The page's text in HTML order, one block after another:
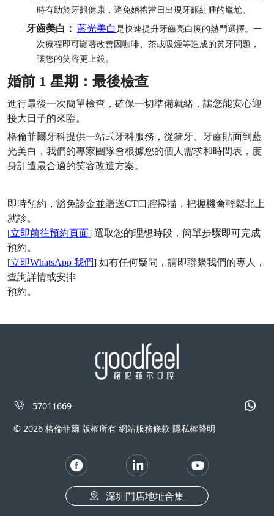
時有助於牙齦健康，避免婚禮當日出現牙齦紅腫的尷尬。
· 牙齒美白： 藍光美白是快速提升牙齒亮白度的熱門選擇。一
次療程即可顯著改善因咖啡、茶或吸煙等造成的黃牙問題，
讓您的笑容更上鏡。
婚前 1 星期：最後檢查
進行最後一次簡單檢查，確保一切準備就緒，讓您能安心迎
接大日子的來臨。
格倫菲爾牙科提供一站式牙科服務，從箍牙、牙齒貼面到藍
光美白，我們的專家團隊會根據您的個人需求和時間表，度
身訂造最合適的笑容改造方案。
即時預約，豁免診金並贈送CT口腔掃描，把握機會輕鬆北上
就診。
[立即前往預約頁面] 選取您的理想時段，簡單步驟即可完成
預約。
[立即WhatsApp 我們] 如有任何疑問，請即聯繫我們的專人，
查詢詳情或安排
預約。
57011669
© 2026 格倫菲爾 版權所有 網站服務條款 隱私權聲明
深圳門店地址合集